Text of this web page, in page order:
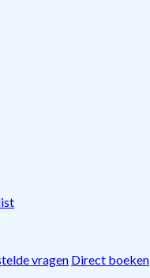
vragen Direct boeken